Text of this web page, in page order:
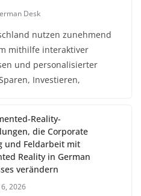
Desk
nutzen zunehmend
mithilfe interaktiver
und personalisierter
Investieren,
Reality-
die Corporate
und Feldarbeit mit
Reality in German
verändern
2026